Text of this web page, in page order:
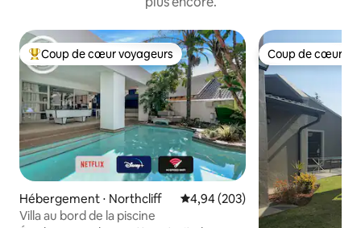
Coups de cœur voyageurs les plus appréciés
Coup de cœur voyageurs
Hébergement ⋅ Northcliff Évaluation moyenne sur la
4,94 (203)
Villa au bord de la piscine
Coup de cœur
Coup de cœur